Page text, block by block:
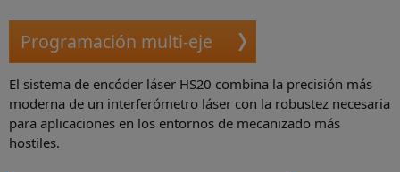
Programación multi-eje
El sistema de encóder láser HS20 combina la precisión más
moderna de un interferómetro láser con la robustez necesaria
para aplicaciones en los entornos de mecanizado más
hostiles.